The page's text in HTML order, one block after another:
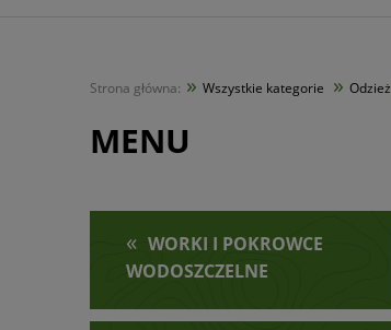
Strona główna: » Wszystkie kategorie » Odzież
MENU
« WORKI I POKROWCE
WODOSZCZELNE